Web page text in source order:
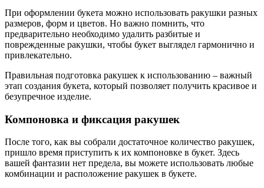
При оформлении букета можно использовать ракушки разных
размеров, форм и цветов. Но важно помнить, что
предварительно необходимо удалить разбитые и
поврежденные ракушки, чтобы букет выглядел гармонично и
привлекательно.
Правильная подготовка ракушек к использованию – важный
этап создания букета, который позволяет получить красивое и
безупречное изделие.
Компоновка и фиксация ракушек
После того, как вы собрали достаточное количество ракушек,
пришло время приступить к их компоновке в букет. Здесь
вашей фантазии нет предела, вы можете использовать любые
комбинации и расположение ракушек в букете.